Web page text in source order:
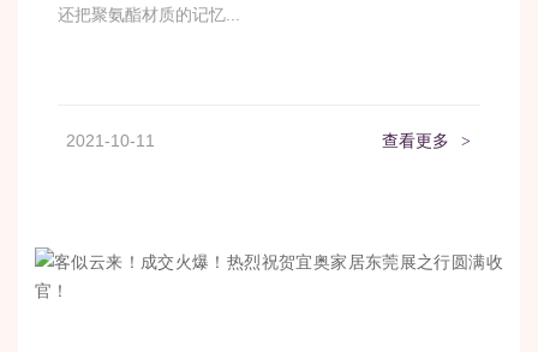
还把聚氨酯材质的记忆...
2021-10-11 查看更多 >